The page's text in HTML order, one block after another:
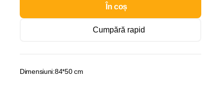
În coș
Cumpără rapid
Dimensiuni:84*50 cm